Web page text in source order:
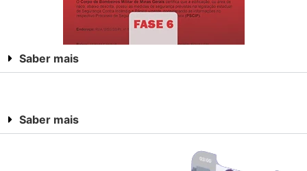
Saber mais
Saber mais